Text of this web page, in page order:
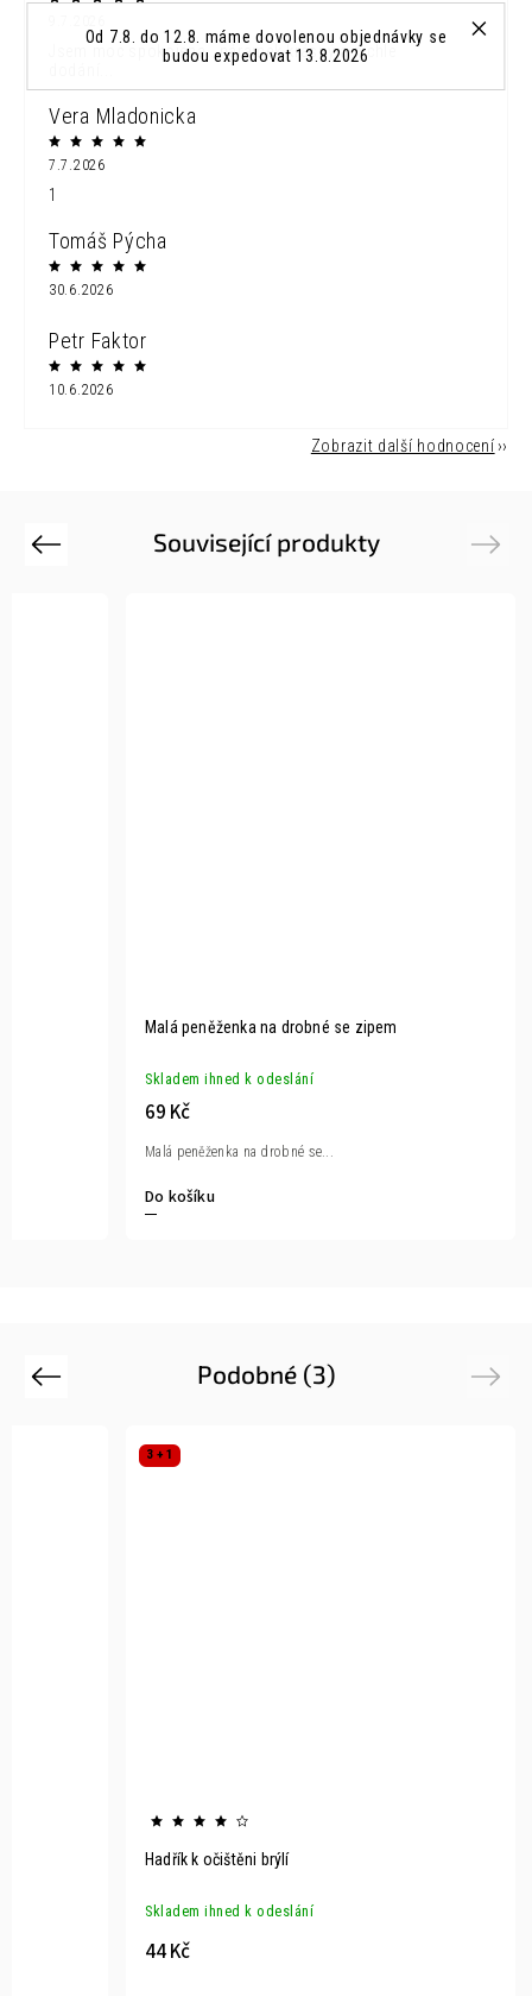
Od 7.8. do 12.8. máme dovolenou objednávky se
budou expedovat 13.8.2026
Jsem moc spokojena...náramek krásný a rychle
Vera Mladonicka
7.7.2026
1
Tomáš Pýcha
30.6.2026
Petr Faktor
10.6.2026
Zobrazit další hodnocení
Související produkty
Previous
Malá peněženka na drobné se zipem
Skladem ihned k odeslání
69 Kč
Do košíku
Malá peněženka na drobné se...
Next
Podobné (3)
Previous
3 + 1
Hadřík k očištěni brýlí
Skladem ihned k odeslání
44 Kč
Next